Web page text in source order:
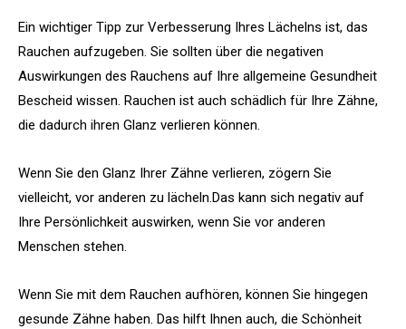
Ein wichtiger Tipp zur Verbesserung Ihres Lächelns ist, das
Rauchen aufzugeben. Sie sollten über die negativen
Auswirkungen des Rauchens auf Ihre allgemeine Gesundheit
Bescheid wissen. Rauchen ist auch schädlich für Ihre Zähne,
die dadurch ihren Glanz verlieren können.
Wenn Sie den Glanz Ihrer Zähne verlieren, zögern Sie
vielleicht, vor anderen zu lächeln.Das kann sich negativ auf
Ihre Persönlichkeit auswirken, wenn Sie vor anderen
Menschen stehen.
Wenn Sie mit dem Rauchen aufhören, können Sie hingegen
gesunde Zähne haben. Das hilft Ihnen auch, die Schönheit